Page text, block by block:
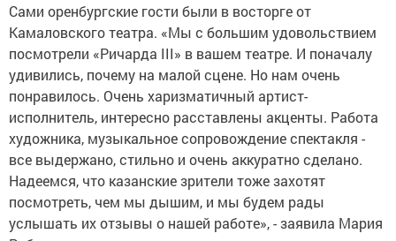
Сами оренбургские гости были в восторге от
Камаловского театра. «Мы с большим удовольствием
посмотрели «Ричарда III» в вашем театре. И поначалу
удивились, почему на малой сцене. Но нам очень
понравилось. Очень харизматичный артист-
исполнитель, интересно расставлены акценты. Работа
художника, музыкальное сопровождение спектакля -
все выдержано, стильно и очень аккуратно сделано.
Надеемся, что казанские зрители тоже захотят
посмотреть, чем мы дышим, и мы будем рады
услышать их отзывы о нашей работе», - заявила Мария